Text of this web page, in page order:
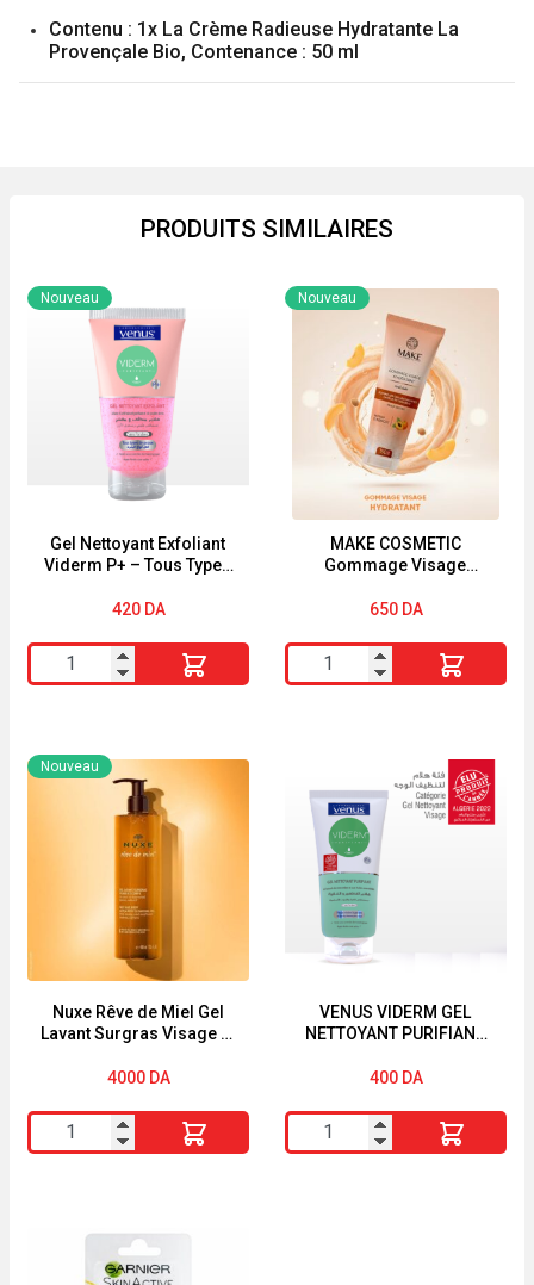
Contenu : 1x La Crème Radieuse Hydratante La
Provençale Bio, Contenance : 50 ml
PRODUITS SIMILAIRES
Gel Nettoyant Exfoliant
Viderm P+ – Tous Types
Nouveau
420 DA
quantité
de
Nettoyant
Exfoliant
de
Peaux
Ml
MAKE COSMETIC
Gommage Visage
Sèches
Nouveau
650 DA
quantité
de
Gommage
Visage
Hydratant
ABRICOT
Peau
Sèches
Nuxe Rêve de Miel Gel
Lavant Surgras Visage et
Nouveau
4000 DA
quantité
de
VENUS VIDERM GEL
NETTOYANT PURIFIANT
400 DA
quantité
de